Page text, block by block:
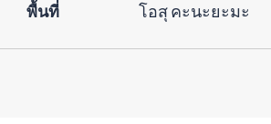
พื้นที่ โอสุ คะนะยะมะ